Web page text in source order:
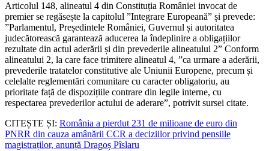
Articolul 148, alineatul 4 din Constituția României invocat de
premier se regăsește la capitolul ”Integrare Europeană” și prevede:
”Parlamentul, Președintele României, Guvernul și autoritatea
judecătorească garantează aducerea la îndeplinire a obligațiilor
rezultate din actul aderării și din prevederile alineatului 2” Conform
alineatului 2, la care face trimitere alineatul 4, ”ca urmare a aderării,
prevederile tratatelor constitutive ale Uniunii Europene, precum și
celelalte reglementări comunitare cu caracter obligatoriu, au
prioritate față de dispozițiile contrare din legile interne, cu
respectarea prevederilor actului de aderare”, potrivit sursei citate.
CITEȘTE ȘI: România a pierdut 231 de milioane de euro din
PNRR din cauza amânării CCR a deciziilor privind pensiile
magistraților, anunță Dragoș Pîslaru